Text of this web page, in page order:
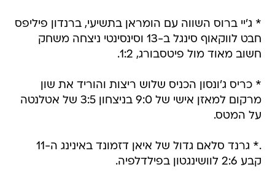
* ג'יי ברוס השווה עם הומראן בתשיעי, ברנדון פיליפס
חבט לווקאוף סינגל ב-13 וסינסינטי ניצחה משחק
חשוב מאוד מול פיטסבורג, 1:2.
* כריס ג'ונסון הכניס שלוש ריצות והוריד את שון
מרקום למאזן אישי של 9:0 בניצחון 3:5 של אטלנטה
על המטס.
.* גרנד סלאם גדול של איאן דזמונד באינינג ה-11
קבע 2:6 לוושינגטון בפילדלפיה.